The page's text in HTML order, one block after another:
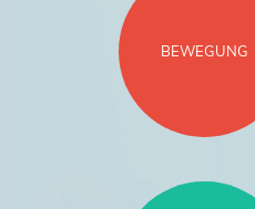
BEWEGUNG